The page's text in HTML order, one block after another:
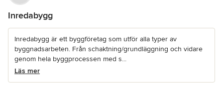
Inredabygg
Inredabygg är ett byggföretag som utför alla typer av
byggnadsarbeten. Från schaktning/grundläggning och vidare
genom hela byggprocessen med s...
Läs mer